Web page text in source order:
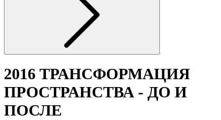
2016 ТРАНСФОРМАЦИЯ
ПРОСТРАНСТВА - ДО И
ПОСЛЕ